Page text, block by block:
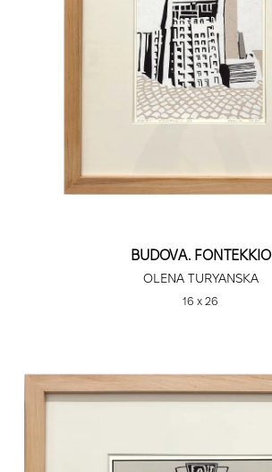
BUDOVA. FONTEKKIO
OLENA TURYANSKA
16 х 26